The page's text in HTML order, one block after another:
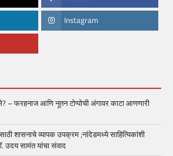
Instagram
– फरहनाज आणि नूतन टोप्पोची अंगावर काटा आणणारी
शासनाचे व्यापक उपक्रम ;नांदेडमध्ये साहित्यिकांशी
उदय सामंत यांचा संवाद